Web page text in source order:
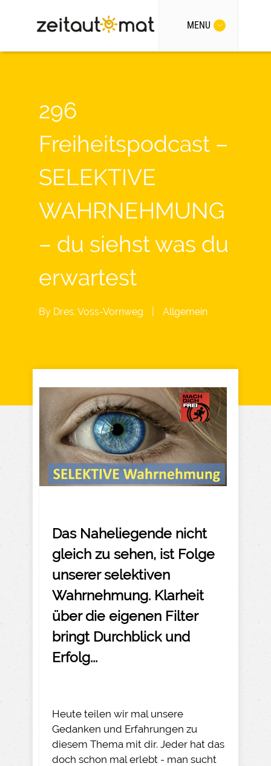
MENU
296
Freiheitspodcast –
SELEKTIVE
WAHRNEHMUNG
– du siehst was du
erwartest
By Dres. Voss-Vornweg Allgemein
Das Naheliegende nicht
gleich zu sehen, ist Folge
unserer selektiven
Wahrnehmung. Klarheit
über die eigenen Filter
bringt Durchblick und
Erfolg...
Heute teilen wir mal unsere
Gedanken und Erfahrungen zu
diesem Thema mit dir. Jeder hat das
doch schon mal erlebt - man sucht